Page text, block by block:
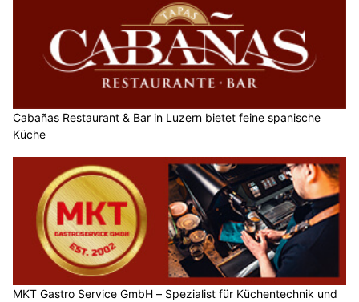
Cabañas Restaurant & Bar in Luzern bietet feine spanische
Küche
MKT Gastro Service GmbH – Spezialist für Küchentechnik und